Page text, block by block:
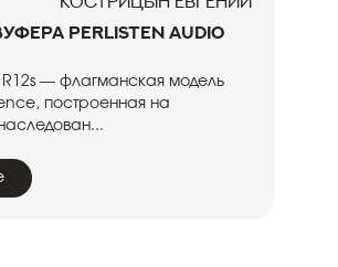
Perlisten Audio
R12s — флагманская модель
построенная на